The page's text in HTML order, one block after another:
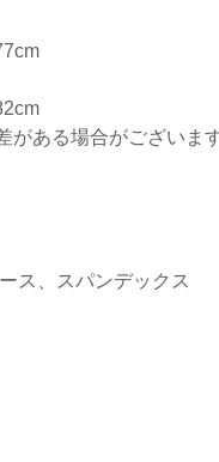
がある場合がございま
ス、スパンデックス